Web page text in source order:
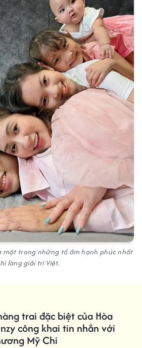
một trong những tổ ấm hạnh phúc nhất
làng giải trí Việt.
trai đặc biệt của Hòa
công khai tin nhắn với
Mỹ Chi